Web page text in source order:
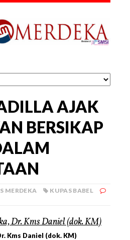
AJAK
BERSIKAP
MERDEKA
KUPAS BABEL
Kms Daniel (dok. KM)